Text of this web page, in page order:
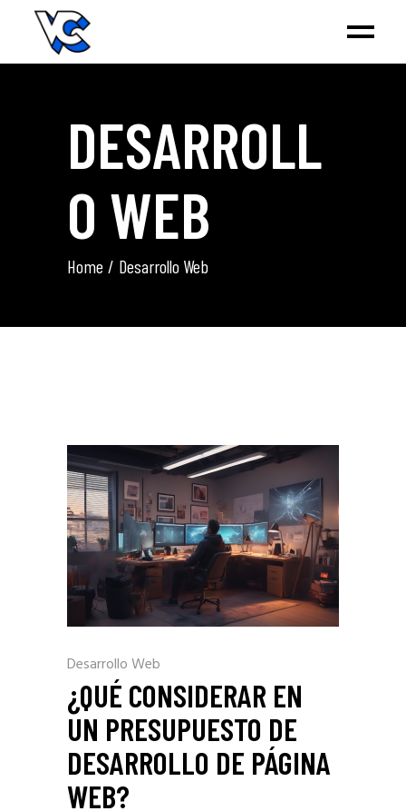
DESARROLL
O WEB
Home Desarrollo Web
Desarrollo Web
¿QUÉ CONSIDERAR EN
UN PRESUPUESTO DE
DESARROLLO DE PÁGINA
WEB?